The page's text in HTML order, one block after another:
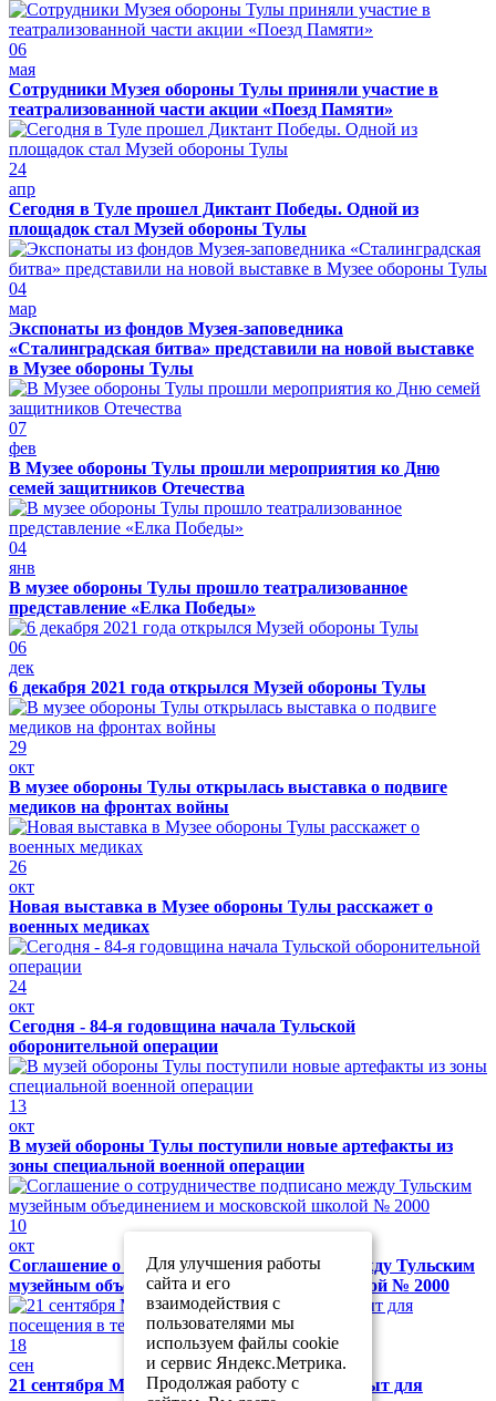
06
мая
Сотрудники Музея обороны Тулы приняли участие в
театрализованной части акции «Поезд Памяти»
24
апр
Сегодня в Туле прошел Диктант Победы. Одной из
площадок стал Музей обороны Тулы
04
мар
Экспонаты из фондов Музея-заповедника
«Сталинградская битва» представили на новой выставке
в Музее обороны Тулы
07
фев
В Музее обороны Тулы прошли мероприятия ко Дню
семей защитников Отечества
04
янв
В музее обороны Тулы прошло театрализованное
представление «Елка Победы»
06
дек
6 декабря 2021 года открылся Музей обороны Тулы
29
окт
В музее обороны Тулы открылась выставка о подвиге
медиков на фронтах войны
26
окт
Новая выставка в Музее обороны Тулы расскажет о
военных медиках
24
окт
Сегодня - 84-я годовщина начала Тульской
оборонительной операции
13
окт
В музей обороны Тулы поступили новые артефакты из
зоны специальной военной операции
10
окт
Соглашение о сотрудничестве подписано между Тульским
музейным объединением и московской школой № 2000
18
сен
21 сентября Музей обороны Тулы будет закрыт для
Для улучшения работы
сайта и его
взаимодействия с
пользователями мы
используем файлы cookie
и сервис Яндекс.Метрика.
Продолжая работу с